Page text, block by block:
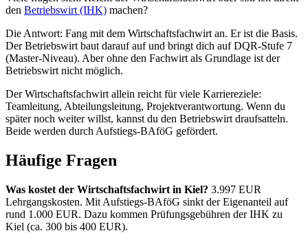
den Betriebswirt (IHK) machen?
Die Antwort: Fang mit dem Wirtschaftsfachwirt an. Er ist die Basis.
Der Betriebswirt baut darauf auf und bringt dich auf DQR-Stufe 7
(Master-Niveau). Aber ohne den Fachwirt als Grundlage ist der
Betriebswirt nicht möglich.
Der Wirtschaftsfachwirt allein reicht für viele Karriereziele:
Teamleitung, Abteilungsleitung, Projektverantwortung. Wenn du
später noch weiter willst, kannst du den Betriebswirt draufsatteln.
Beide werden durch Aufstiegs-BAföG gefördert.
Häufige Fragen
Was kostet der Wirtschaftsfachwirt in Kiel? 3.997 EUR
Lehrgangskosten. Mit Aufstiegs-BAföG sinkt der Eigenanteil auf
rund 1.000 EUR. Dazu kommen Prüfungsgebühren der IHK zu
Kiel (ca. 300 bis 400 EUR).